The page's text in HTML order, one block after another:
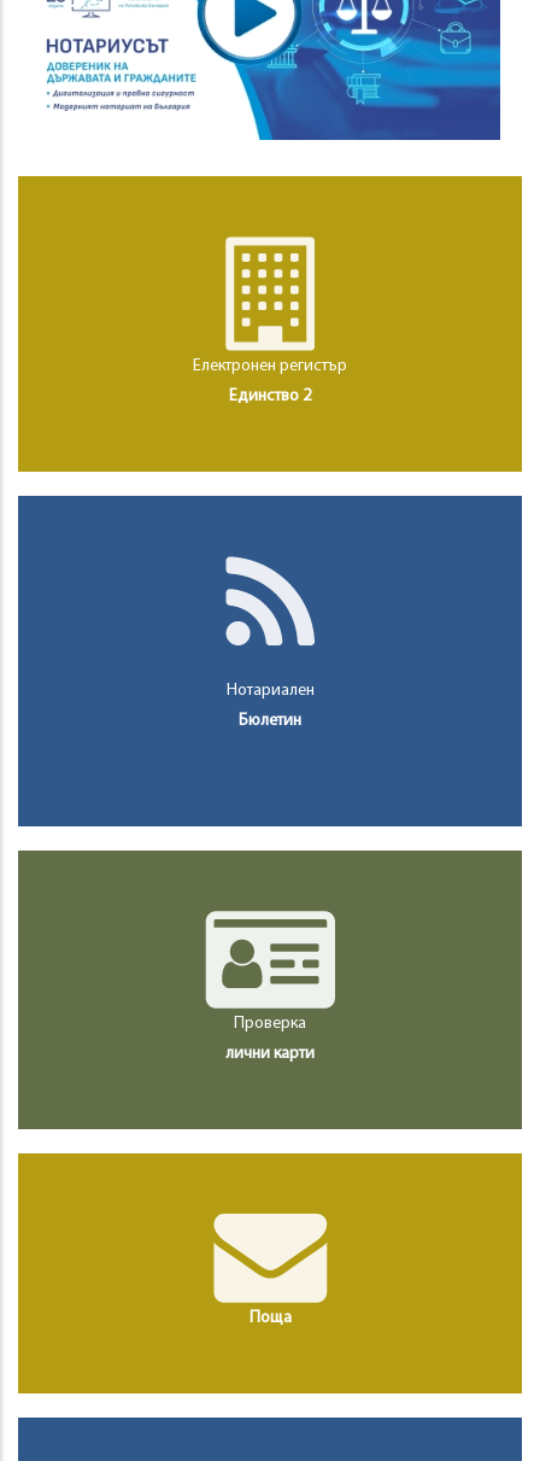
Електронен регистър
Единство 2
Нотариален
Бюлетин
Проверка
лични карти
Поща